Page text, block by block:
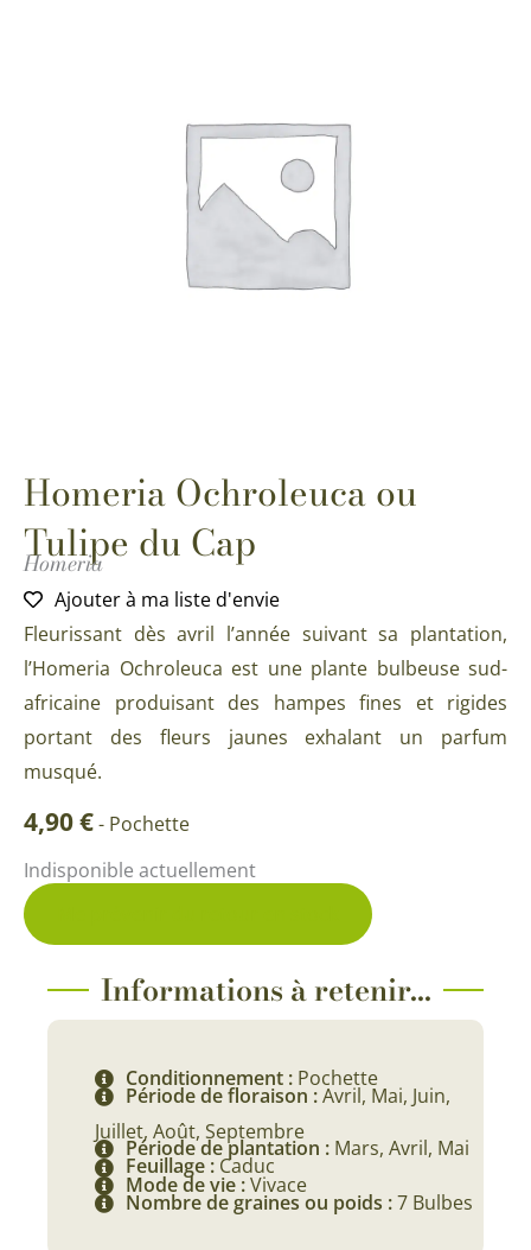
Homeria Ochroleuca ou
Tulipe du Cap
Homeria
Ajouter à ma liste d'envie
Fleurissant dès avril l’année suivant sa plantation,
l’Homeria Ochroleuca est une plante bulbeuse sud-
africaine produisant des hampes fines et rigides
portant des fleurs jaunes exhalant un parfum
musqué.
4,90€- Pochette
Indisponible actuellement
Informations à retenir...
Conditionnement : Pochette
Période de floraison :Avril, Mai, Juin,
Juillet, Août, Septembre
Période de plantation : Mars, Avril, Mai
Feuillage : Caduc
Mode de vie :Vivace
Nombre de graines ou poids :7 Bulbes